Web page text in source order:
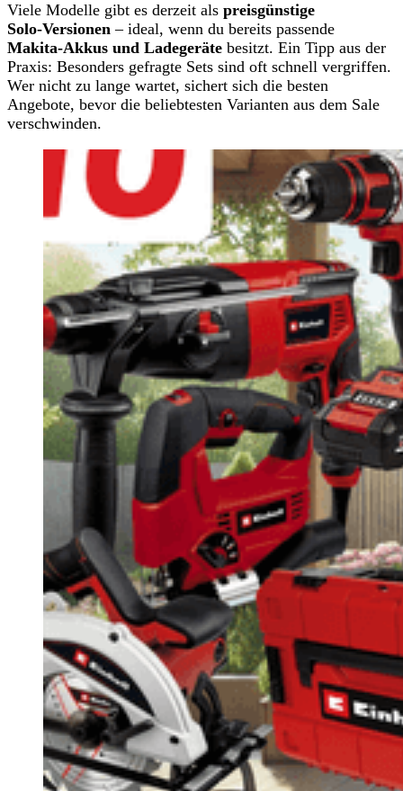
Viele Modelle gibt es derzeit als preisgünstige
Solo‑Versionen – ideal, wenn du bereits passende
Makita‑Akkus und Ladegeräte besitzt. Ein Tipp aus der
Praxis: Besonders gefragte Sets sind oft schnell vergriffen.
Wer nicht zu lange wartet, sichert sich die besten
Angebote, bevor die beliebtesten Varianten aus dem Sale
verschwinden.